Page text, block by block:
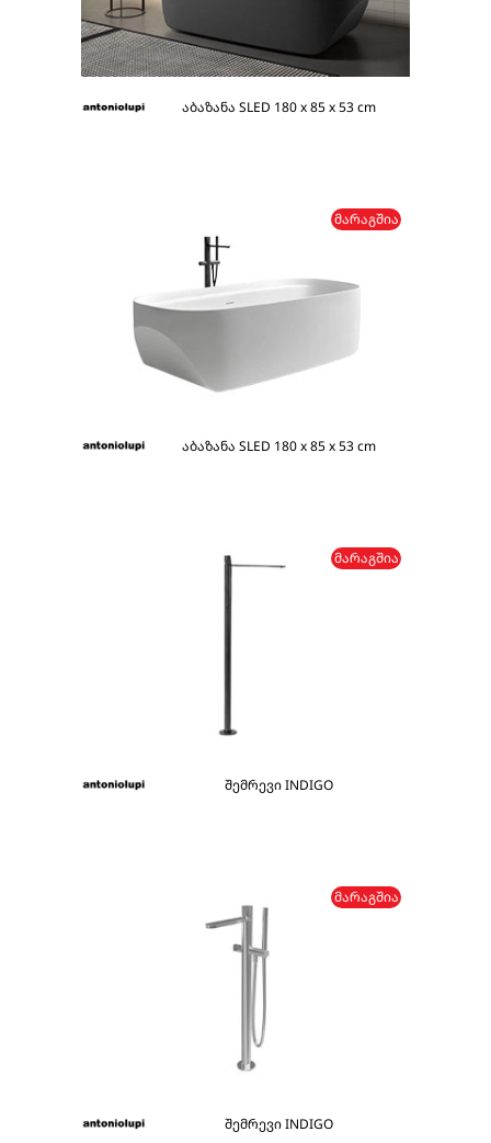
აბაზანა SLED 180 x 85 x 53 cm
ᲛᲐᲠᲐᲒᲨᲘᲐ
აბაზანა SLED 180 x 85 x 53 cm
ᲛᲐᲠᲐᲒᲨᲘᲐ
შემრევი INDIGO
ᲛᲐᲠᲐᲒᲨᲘᲐ
შემრევი INDIGO